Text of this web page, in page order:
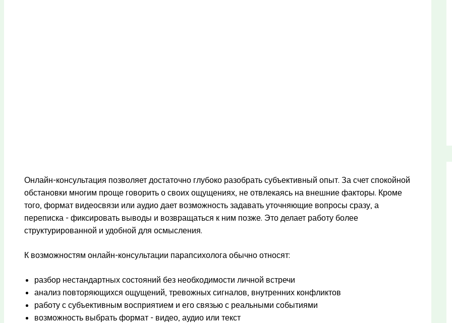
Онлайн-консультация позволяет достаточно глубоко разобрать субъективный опыт. За счет спокойной
обстановки многим проще говорить о своих ощущениях, не отвлекаясь на внешние факторы. Кроме
того, формат видеосвязи или аудио дает возможность задавать уточняющие вопросы сразу, а
переписка - фиксировать выводы и возвращаться к ним позже. Это делает работу более
структурированной и удобной для осмысления.
К возможностям онлайн-консультации парапсихолога обычно относят:
разбор нестандартных состояний без необходимости личной встречи
анализ повторяющихся ощущений, тревожных сигналов, внутренних конфликтов
работу с субъективным восприятием и его связью с реальными событиями
возможность выбрать формат - видео, аудио или текст